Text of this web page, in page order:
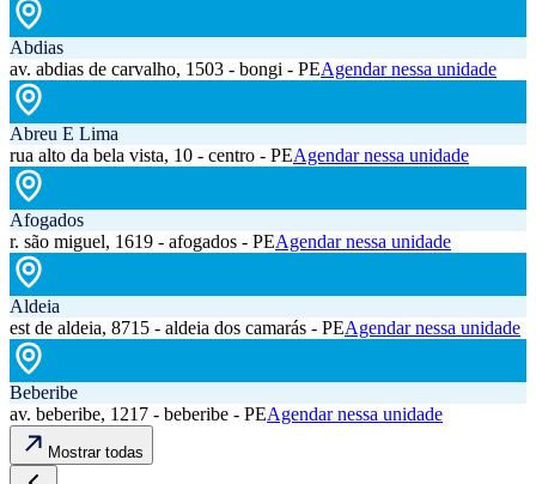
Abdias
av. abdias de carvalho, 1503 - bongi - PEAgendar nessa unidade
Abreu E Lima
rua alto da bela vista, 10 - centro - PEAgendar nessa unidade
Afogados
r. são miguel, 1619 - afogados - PEAgendar nessa unidade
Aldeia
est de aldeia, 8715 - aldeia dos camarás - PEAgendar nessa unidade
Beberibe
av. beberibe, 1217 - beberibe - PEAgendar nessa unidade
Mostrar todas